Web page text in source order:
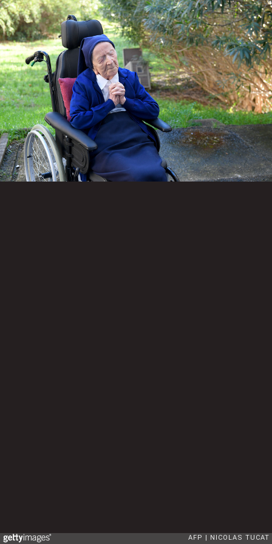
AFP NICOLAS TUCAT